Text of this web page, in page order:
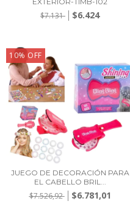
$7.131 $6.424
10% OFF
JUEGO DE DECORACIÓN PARA
EL CABELLO BRIL...
$7.526,92 $6.781,01